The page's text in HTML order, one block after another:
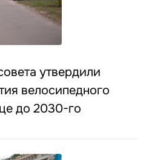
утвердили
велосипедного
до 2030-го